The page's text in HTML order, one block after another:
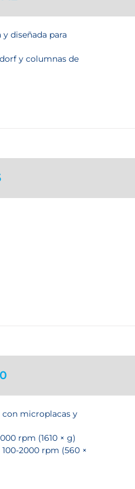
diseñada para
y columnas de
con microplacas y
rpm (1610 × g)
2000 rpm (560 ×